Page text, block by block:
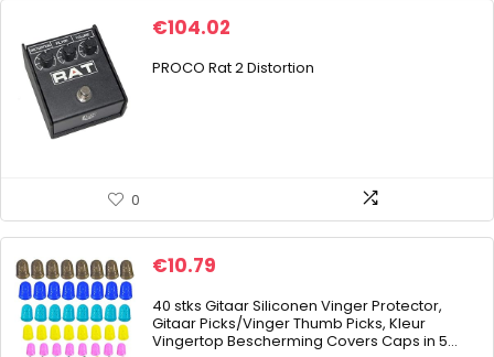
€104.02
PROCO Rat 2 Distortion
0
€10.79
40 stks Gitaar Siliconen Vinger Protector,
Gitaar Picks/Vinger Thumb Picks, Kleur
Vingertop Bescherming Covers Caps in 5…